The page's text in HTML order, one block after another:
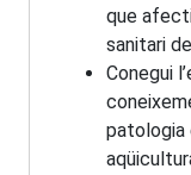
que
sanitari
Conegui
patologia